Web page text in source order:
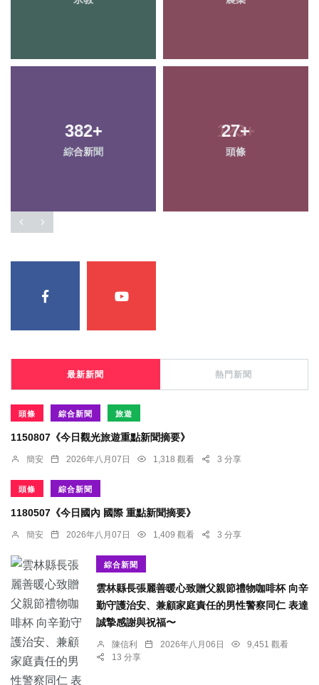
382+
綜合新聞
27+
頭條
111+
健康
123+
文教
最新新聞 熱門新聞
頭條 綜合新聞 旅遊
1150807《今日觀光旅遊重點新聞摘要》
簡安 2026年八月07日 1,318 觀看 3 分享
頭條 綜合新聞
1180507《今日國內 國際 重點新聞摘要》
簡安 2026年八月07日 1,409 觀看 3 分享
綜合新聞
雲林縣長張麗善暖心致贈父親節禮物咖啡杯 向辛
勤守護治安、兼顧家庭責任的男性警察同仁 表達
誠摯感謝與祝福〜
陳信利 2026年八月06日
9,451 觀看
13 分享